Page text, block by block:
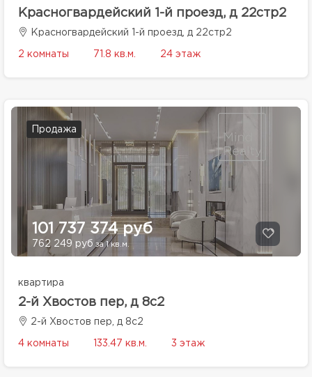
Красногвардейский 1-й проезд, д 22стр2
Красногвардейский 1-й проезд, д 22стр2
2 комнаты 71.8 кв.м. 24 этаж
Продажа
101 737 374 руб
762 249 руб за 1 кв.м.
квартира
2-й Хвостов пер, д 8с2
2-й Хвостов пер, д 8с2
4 комнаты 133.47 кв.м. 3 этаж